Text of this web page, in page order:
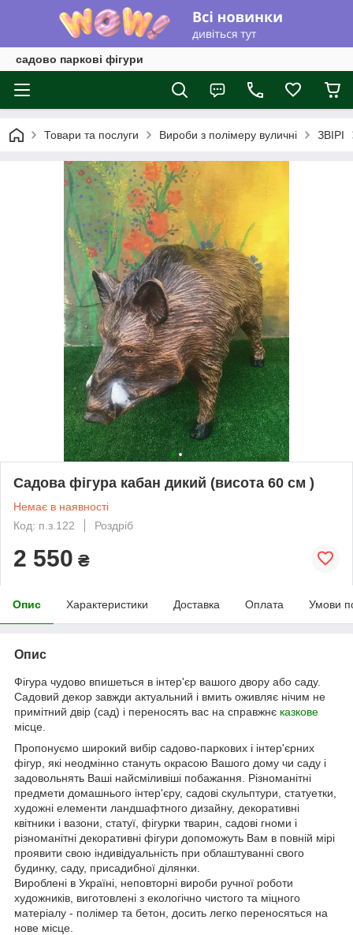
садово паркові фігури
Товари та послуги Вироби з полімеру вуличні ЗВІРІ
Садова фігура кабан дикий (висота 60 см )
Немає в наявності
Код: п.з.122
Роздріб
2 550 ₴
Опис Характеристики Доставка Оплата Умови
Опис
Фігура чудово впишеться в інтер'єр вашого двору або саду.
Садовий декор завжди актуальний і вмить оживляє нічим не
примітний двір (сад) і переносять вас на справжнє казкове
місце.
Пропонуємо широкий вибір садово-паркових і інтер'єрних
фігур, які неодмінно стануть окрасою Вашого дому чи саду і
задовольнять Ваші найсміливіші побажання. Різноманітні
предмети домашнього інтер'єру, садові скульптури, статуетки,
художні елементи ландшафтного дизайну, декоративні
квітники і вазони, статуї, фігурки тварин, садові гноми і
різноманітні декоративні фігури допоможуть Вам в повній мірі
проявити свою індивідуальність при облаштуванні свого
будинку, саду, присадибної ділянки.
Вироблені в Україні, неповторні вироби ручної роботи
художників, виготовлені з екологічно чистого та міцного
матеріалу - полімер та бетон, досить легко переносяться на
нове місце.